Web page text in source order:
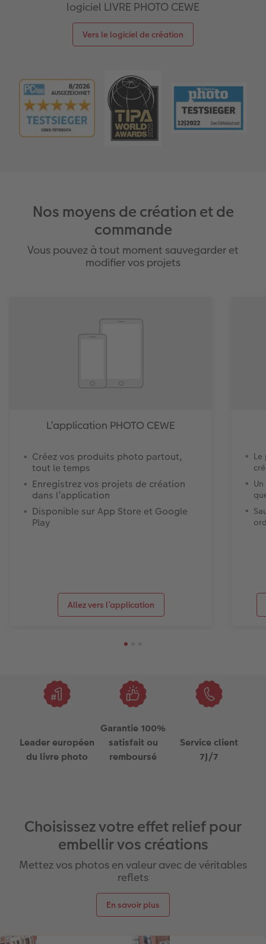
logiciel LIVRE PHOTO CEWE
Vers le logiciel de création
Nos moyens de création et de
commande
Vous pouvez à tout moment sauvegarder et
modifier vos projets
L’application PHOTO CEWE
Créez vos produits photo partout,
tout le temps
Enregistrez vos projets de création
dans l’application
Disponible sur App Store et Google
Play
Allez vers l’application
Le
Leader européen
du livre photo
Garantie 100%
satisfait ou
remboursé
Service client
7J/7
Choisissez votre effet relief pour
embellir vos créations
Mettez vos photos en valeur avec de véritables
reflets
En savoir plus